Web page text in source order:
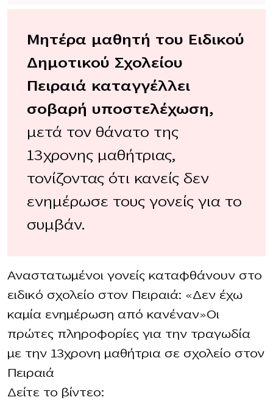
Μητέρα μαθητή του Ειδικού
Δημοτικού Σχολείου
Πειραιά καταγγέλλει
σοβαρή υποστελέχωση,
μετά τον θάνατο της
13χρονης μαθήτριας,
τονίζοντας ότι κανείς δεν
ενημέρωσε τους γονείς για το
συμβάν.
Αναστατωμένοι γονείς καταφθάνουν στο
ειδικό σχολείο στον Πειραιά: «Δεν έχω
καμία ενημέρωση από κανέναν»Οι
πρώτες πληροφορίες για την τραγωδία
με την 13χρονη μαθήτρια σε σχολείο στον
Πειραιά
Δείτε το βίντεο: